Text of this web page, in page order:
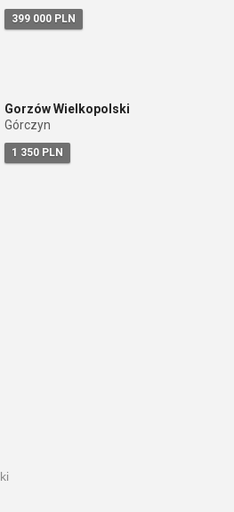
399 000 PLN
Gorzów Wielkopolski
Górczyn
1 350 PLN